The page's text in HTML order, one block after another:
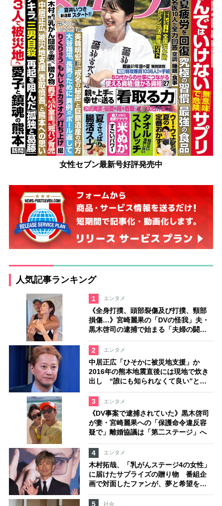
女性セブン最新号好評発売中
人気記事ランキング
1 エンタメ
《全身打撲、頭部裂傷及び打撲、頸部
損傷…》宮崎麗果の「DVの怪我」夫・
黒木啓司の逮捕で始まる「夫婦の闘
2
エンタメ
中居正広「ひそかに被災地支援」か
2016年の熊本地震直後には現地で炊き
出し “誰にも知られなくて良い”と、
むしろ強まる福祉活動への思い
3
エンタメ
《DV事案で逮捕されていた》黒木啓司
が妻・宮崎麗果への「保護命令違反容
疑で」離婚協議は「第二ステージ」へ
4 エンタメ
木村拓哉、「乳がんステージ4の女性」
に届けたサプライズの贈り物 番組企
画で対面したファンが、夢と希望を与
える心遣いに「うれしくて号泣しまし
た」
5 社会